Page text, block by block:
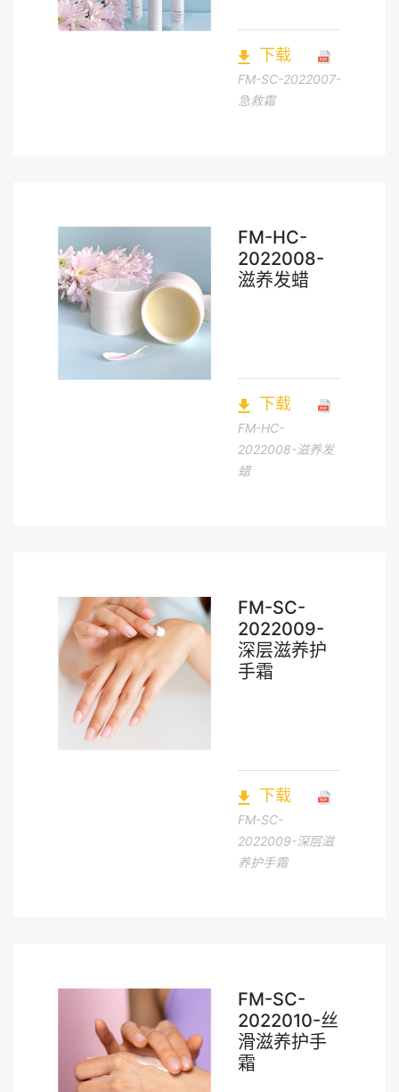
下载
FM-SC-2022007-
急救霜
FM-HC-
2022008-
滋养发蜡
下载
FM-HC-
2022008-滋养发
蜡
FM-SC-
2022009-
深层滋养护
手霜
下载
FM-SC-
2022009-深层滋
养护手霜
FM-SC-
2022010-丝
滑滋养护手
霜